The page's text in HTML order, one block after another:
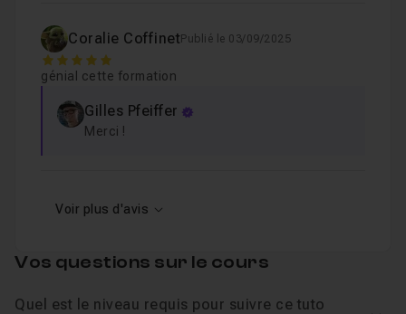
Coralie Coffinet Publié le 03/09/2025
5
génial cette formation
Gilles Pfeiffer
Merci !
Voir plus d'avis
Vos questions sur le cours
Quel est le niveau requis pour suivre ce tuto